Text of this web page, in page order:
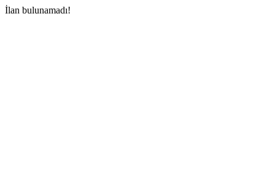
İlan bulunamadı!